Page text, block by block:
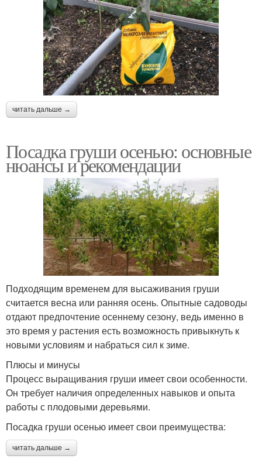
читать дальше →
Посадка груши осенью: основные
нюансы и рекомендации
Подходящим временем для высаживания груши
считается весна или ранняя осень. Опытные садоводы
отдают предпочтение осеннему сезону, ведь именно в
это время у растения есть возможность привыкнуть к
новыми условиям и набраться сил к зиме.
Плюсы и минусы
Процесс выращивания груши имеет свои особенности.
Он требует наличия определенных навыков и опыта
работы с плодовыми деревьями.
Посадка груши осенью имеет свои преимущества:
читать дальше →